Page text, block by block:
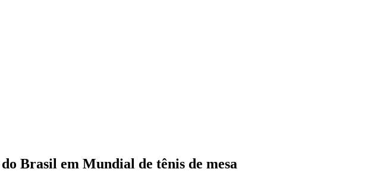
Brasil em Mundial de tênis de mesa